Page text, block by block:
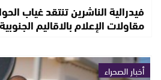
فيدرالية الناشرين تنتقد غياب
مقاولات الإعلام بالاقاليم الجنوبية
أخبار الصحراء